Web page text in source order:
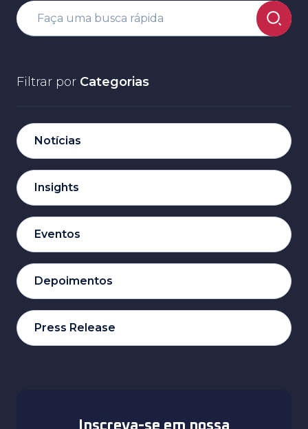
Filtrar por Categorias
Notícias
Insights
Eventos
Depoimentos
Press Release
Inscreva-se em nossa